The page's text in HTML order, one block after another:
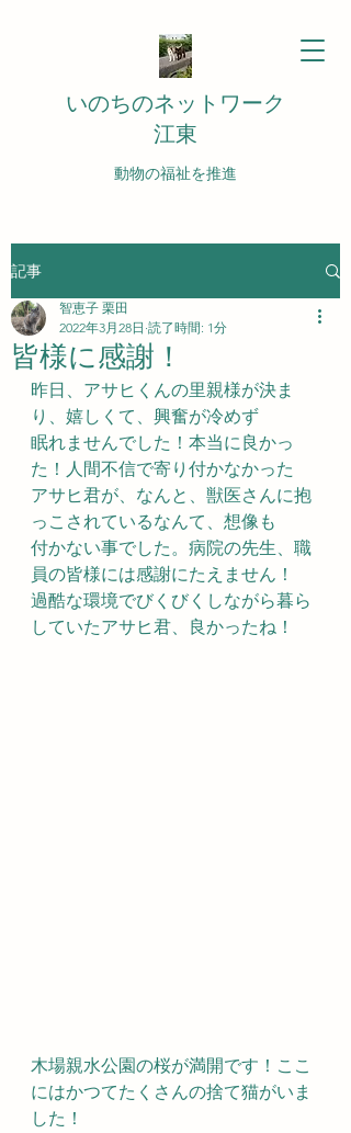
いのちのネットワーク
江東
動物の福祉を推進
記事
皆様に感謝！
智恵子 栗田
2022年3月28日 読了時間: 1分
昨日、アサヒくんの里親様が決ま
り、嬉しくて、興奮が冷めず
眠れませんでした！本当に良かっ
た！人間不信で寄り付かなかった
アサヒ君が、なんと、獣医さんに抱
っこされているなんて、想像も
付かない事でした。病院の先生、職
員の皆様には感謝にたえません！
過酷な環境でびくびくしながら暮ら
していたアサヒ君、良かったね！
木場親水公園の桜が満開です！ここ
にはかつてたくさんの捨て猫がいま
した！